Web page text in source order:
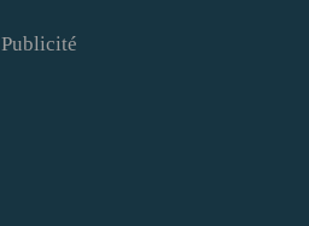
Publicité